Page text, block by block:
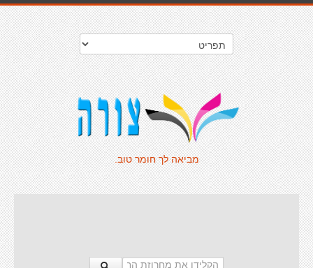
מביאה לך חומר טוב.